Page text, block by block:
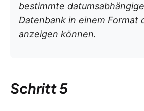
bestimmte
Datenbank in einem Format
anzeigen können.
Schritt 5